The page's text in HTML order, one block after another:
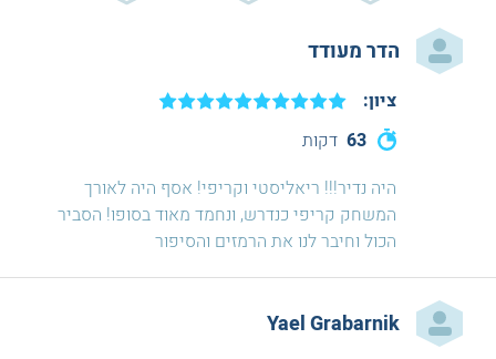
הדר מעודד
63 דקות
ציון:
היה נדיר!!! ריאליסטי וקריפי! אסף היה לאורך
המשחק קריפי כנדרש, ונחמד מאוד בסופו! הסביר
הכול וחיבר לנו את הרמזים והסיפור
Yael Grabarnik